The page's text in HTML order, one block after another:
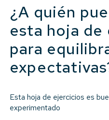
¿A quién
esta hoja
para
Esta hoja de ejercicios es
experimentado